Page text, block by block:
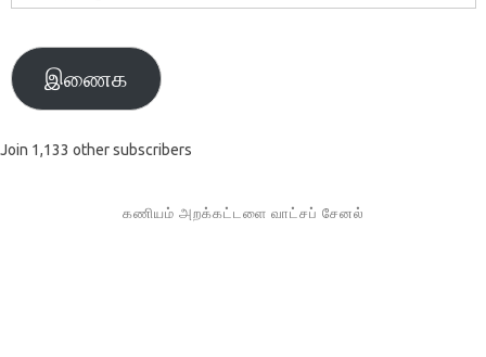
முகவரி
இணைக
Join 1,133 other subscribers
கணியம் அறக்கட்டளை வாட்சப் சேனல்